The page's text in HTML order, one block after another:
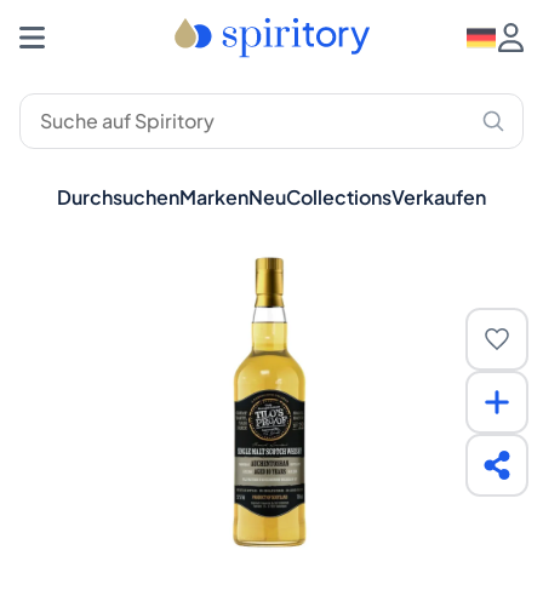
DurchsuchenMarkenNeuCollectionsVerkaufen